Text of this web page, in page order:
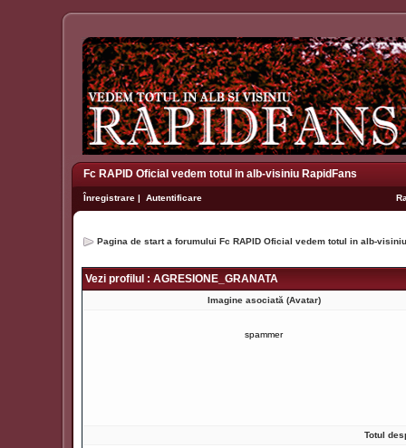
Fc RAPID Oficial vedem totul in alb-visiniu RapidFans
Înregistrare | Autentificare
Pagina de start a forumului Fc RAPID Oficial vedem totul in alb-
Vezi profilul : AGRESIONE_GRANATA
Imagine asociată (Avatar)
spammer
Totul